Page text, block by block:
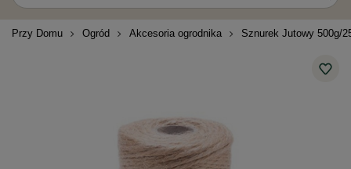
Przy Domu Ogród Akcesoria ogrodnika Sznurek Jutowy 500g/